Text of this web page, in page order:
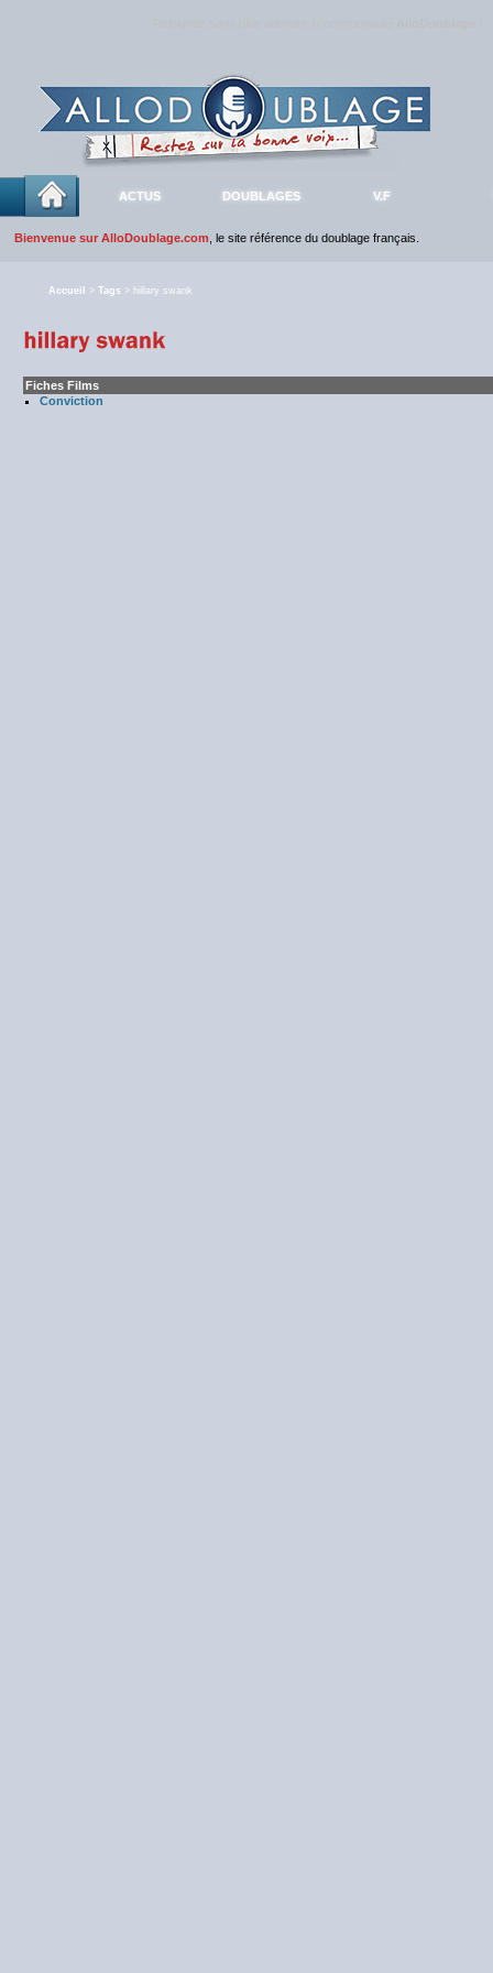
ACTUS DOUBLAGES V.F
Bienvenue sur AlloDoublage.com , le site référence du doublage français.
Accueil > Tags > hillary swank
Fiches Films
Conviction